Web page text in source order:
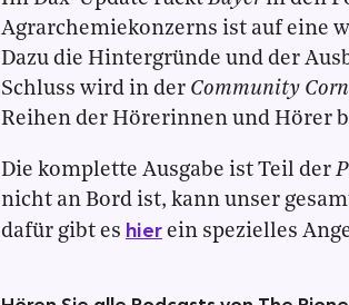
Agrarchemiekonzerns ist auf eine
Dazu die Hintergründe und der
Schluss wird in der Community
Reihen der Hörerinnen und Hörer
Die komplette Ausgabe ist Teil der
nicht an Bord ist, kann unser
dafür gibt es hier ein spezielles